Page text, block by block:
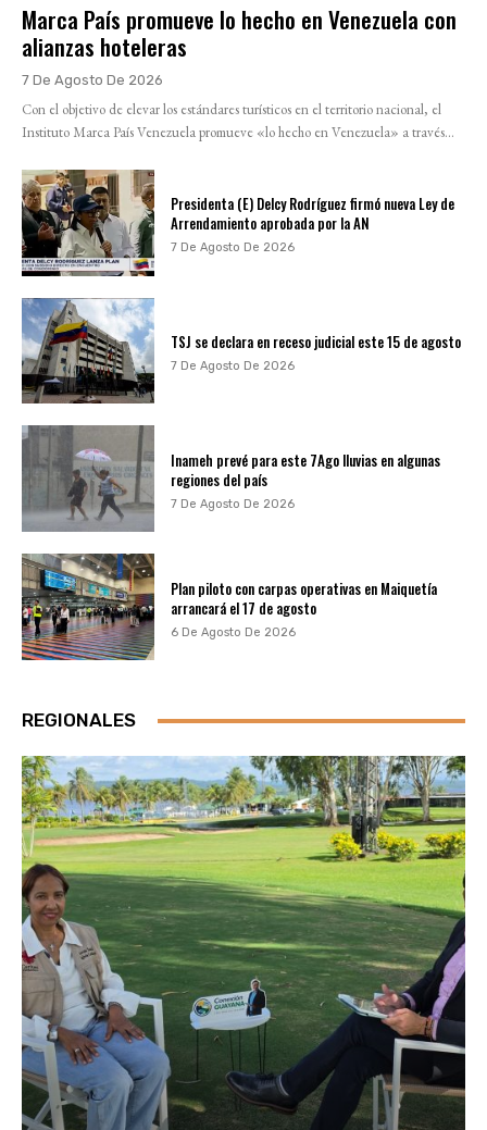
Marca País promueve lo hecho en Venezuela con
alianzas hoteleras
7 De Agosto De 2026
Con el objetivo de elevar los estándares turísticos en el territorio nacional, el
Instituto Marca País Venezuela promueve «lo hecho en Venezuela» a través...
Presidenta (E) Delcy Rodríguez firmó nueva Ley de
Arrendamiento aprobada por la AN
7 De Agosto De 2026
TSJ se declara en receso judicial este 15 de agosto
7 De Agosto De 2026
Inameh prevé para este 7Ago lluvias en algunas
regiones del país
7 De Agosto De 2026
Plan piloto con carpas operativas en Maiquetía
arrancará el 17 de agosto
6 De Agosto De 2026
REGIONALES